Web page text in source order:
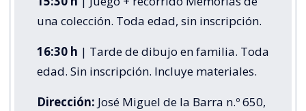
una colección. Toda edad, sin inscripción.
16:30 h | Tarde de dibujo en familia. Toda
edad. Sin inscripción. Incluye materiales.
Dirección: José Miguel de la Barra n.º 650,